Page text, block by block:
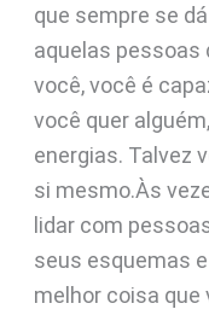
que sempre se
aquelas pessoas
você, você é
você quer
energias. Talvez
si mesmo.Às
lidar com
seus esquemas
melhor coisa que